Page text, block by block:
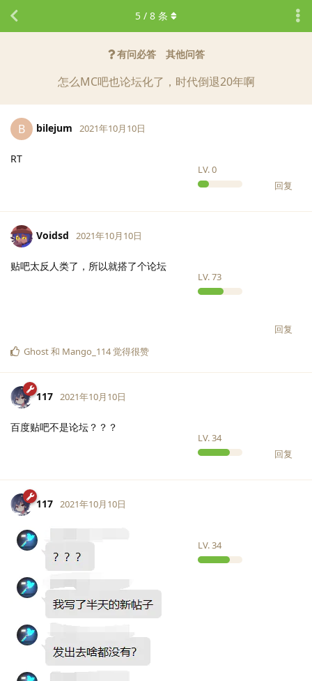
有问必答 其他问答
怎么MC吧也论坛化了，时代倒退20年啊
5 / 8 条
B bilejum
LV.0
2021年10月10日
RT
回复
Voidsd
LV.73
2021年10月10日
贴吧太反人类了，所以就搭了个论坛
回复
Ghost和 Mango_114觉得很赞
117
LV.34
2021年10月10日
百度贴吧不是论坛？？？
回复
117
LV.34
2021年10月10日